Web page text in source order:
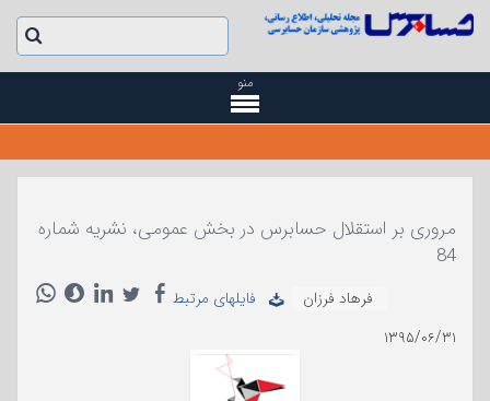
منو
مروری بر استقلال حسابرس در بخش عمومی، نشریه شماره
84
فرهاد فرزان
فایلهای مرتبط
۱۳۹۵/۰۶/۳۱